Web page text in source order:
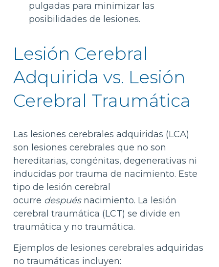
pulgadas para minimizar las
posibilidades de lesiones.
Lesión Cerebral
Adquirida vs. Lesión
Cerebral Traumática
Las lesiones cerebrales adquiridas (LCA)
son lesiones cerebrales que no son
hereditarias, congénitas, degenerativas ni
inducidas por trauma de nacimiento. Este
tipo de lesión cerebral
ocurre despuésnacimiento. La lesión
cerebral traumática (LCT) se divide en
traumática y no traumática.
Ejemplos de lesiones cerebrales adquiridas
no traumáticas incluyen: